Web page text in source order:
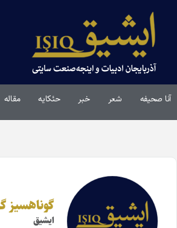
آنا صحیفه شعر خبر حئکایه مقاله‌
گوناهسیز
ایشیق